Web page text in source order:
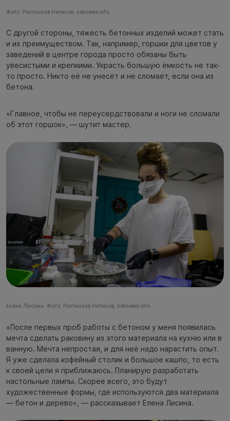
Фото: Ростислав Нетисов, nsknews.info
С другой стороны, тяжесть бетонных изделий может стать
и их преимуществом. Так, например, горшки для цветов у
заведений в центре города просто обязаны быть
увесистыми и крепкими. Украсть большую ёмкость не так-
то просто. Никто её не унесёт и не сломает, если она из
бетона.
«Главное, чтобы не переусердствовали и ноги не сломали
об этот горшок», — шутит мастер.
Елена Лисина. Фото: Ростислав Нетисов, nsknews.info
«После первых проб работы с бетоном у меня появилась
мечта сделать раковину из этого материала на кухню или в
ванную. Мечта непростая, и для неё надо нарастить опыт.
Я уже сделала кофейный столик и большое кашпо, то есть
к своей цели я приближаюсь. Планирую разработать
настольные лампы. Скорее всего, это будут
художественные формы, где используются два материала
— бетон и дерево», — рассказывает Елена Лисина.